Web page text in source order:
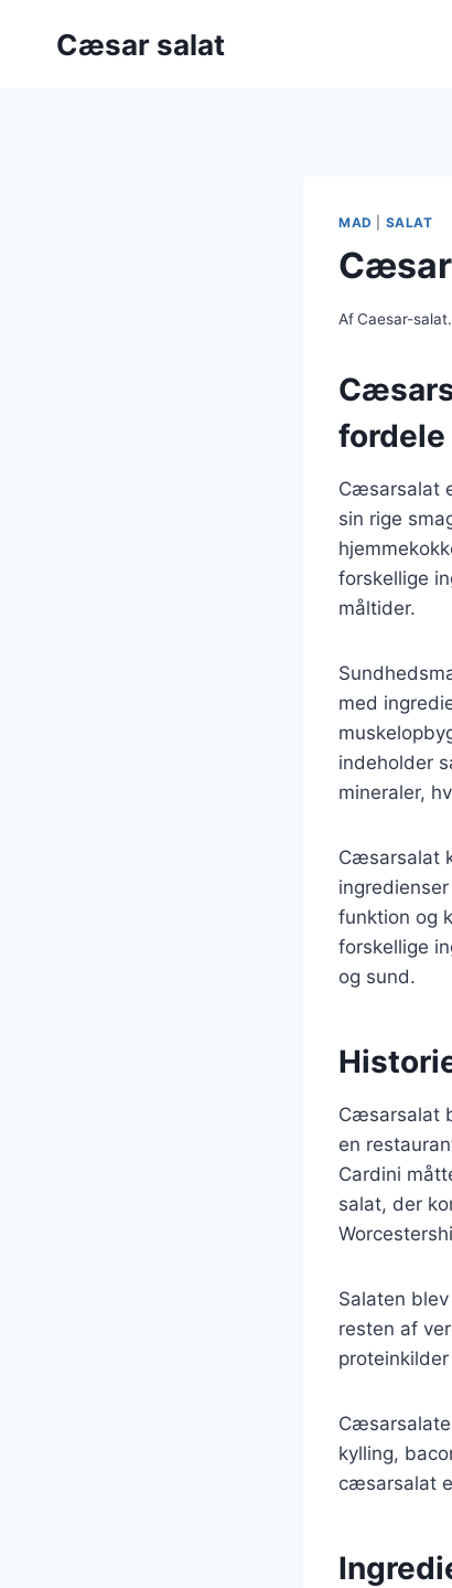
Cæsar salat
MAD SALAT
AfCaesar-
fordele
Cæsarsalat
sin rige
forskellige
måltider.
med
indeholder
mineraler,
Cæsarsalat
funktion og
forskellige
og sund.
Cæsarsalat
en
Cardini
salat, der
Salaten
resten af
kylling,
cæsarsalat